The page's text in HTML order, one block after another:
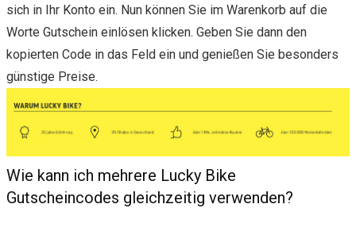
sich in Ihr Konto ein. Nun können Sie im Warenkorb auf die
Worte Gutschein einlösen klicken. Geben Sie dann den
kopierten Code in das Feld ein und genießen Sie besonders
günstige Preise.
Wie kann ich mehrere Lucky Bike
Gutscheincodes gleichzeitig verwenden?